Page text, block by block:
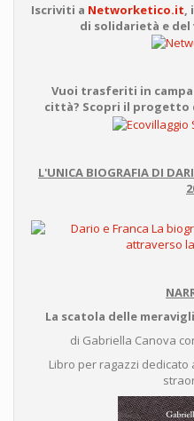
Iscriviti a Networketico.it
di solidarietà e
Vuoi trasferiti in
città? Scopri il progetto
L'UNICA BIOGRAFIA DI
La scatola delle
di Gabriella Canova
Libro per ragazzi